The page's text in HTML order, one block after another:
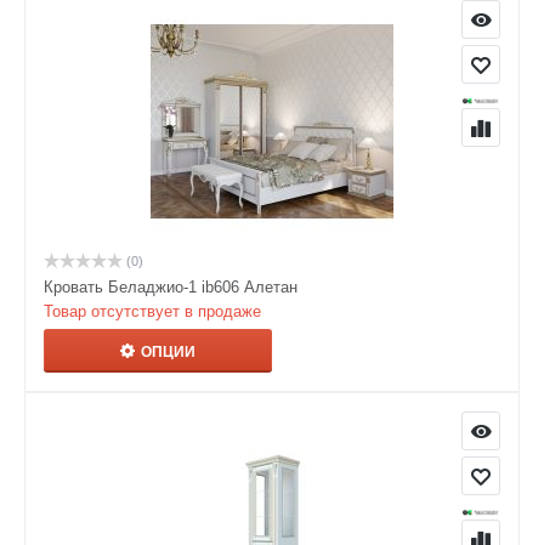
(0)
Кровать Беладжио-1 ib606 Алетан
Товар отсутствует в продаже
ОПЦИИ